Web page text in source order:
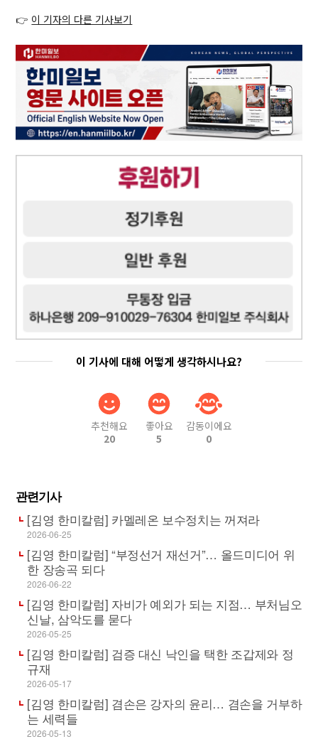
👉 이 기자의 다른 기사보기
이 기사에 대해 어떻게 생각하시나요?
추천해요
20
좋아요
5
감동이에요
0
관련기사
[김영 한미칼럼] 카멜레온 보수정치는 꺼져라
2026-06-25
[김영 한미칼럼] “부정선거 재선거”… 올드미디어 위
한 장송곡 되다
2026-06-22
[김영 한미칼럼] 자비가 예외가 되는 지점… 부처님오
신날, 삼악도를 묻다
2026-05-25
[김영 한미칼럼] 검증 대신 낙인을 택한 조갑제와 정
규재
2026-05-17
[김영 한미칼럼] 겸손은 강자의 윤리… 겸손을 거부하
는 세력들
2026-05-13